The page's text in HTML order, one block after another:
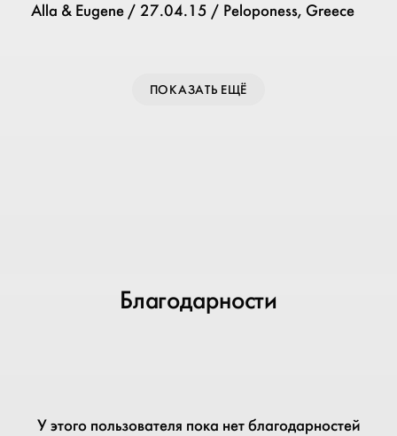
Alla & Eugene / 27.04.15 / Peloponess, Greece
ПОКАЗАТЬ ЕЩЁ
Благодарности
У этого пользователя пока нет благодарностей